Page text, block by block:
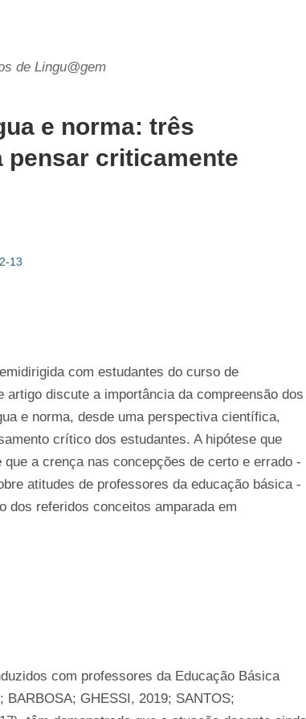
de Lingu@gem
e norma: três
pensar criticamente
13
com estudantes do curso de
artigo discute a importância da compreensão dos
e norma, desde uma perspectiva científica,
crítico dos estudantes. A hipótese que
a crença nas concepções de certo e errado -
atitudes de professores da educação básica -
dos referidos conceitos amparada em
com professores da Educação Básica
BARBOSA; GHESSI, 2019; SANTOS;